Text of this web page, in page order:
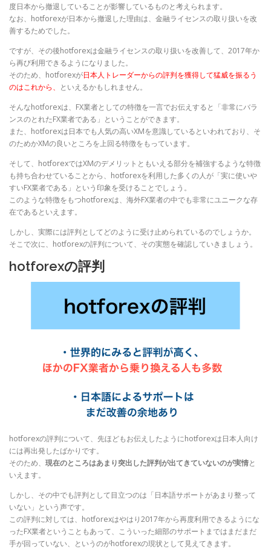
度日本から撤退していることが影響しているものと考えられます。
なお、hotforexが日本から撤退した理由は、金融ライセンスの取り扱いを改
善するためでした。
ですが、その後hotforexは金融ライセンスの取り扱いを改善して、2017年か
ら再び利用できるようになりました。
そのため、hotforexが日本人トレーダーからの評判を獲得して猛威を振るう
のはこれから、
といえるかもしれません。
そんなhotforexは、FX業者としての特徴を一言でお伝えすると「非常にバラ
ンスのとれたFX業者である」ということができます。
また、hotforexは日本でも人気の高いXMを意識しているといわれており、そ
のためかXMの良いところを上回る特徴をもっています。
そして、hotforexではXMのデメリットともいえる部分を補強するような特徴
も持ち合わせていることから、hotforexを利用した多くの人が「実に使いや
すいFX業者である」という印象を受けることでしょう。
このような特徴をもつhotforexは、海外FX業者の中でも非常にユニークな存
在であるといえます。
しかし、実際には評判としてどのように受け止められているのでしょうか。
そこで次に、hotforexの評判について、その実態を確認していきましょう。
hotforexの評判
hotforexの評判について、先ほどもお伝えしたようにhotforexは日本人向け
には再出発したばかりです。
そのため、 現在のところはあまり突出した評判が出てきていないのが実情と
いえます。
しかし、その中でも評判として目立つのは「日本語サポートがあまり整って
いない」という声です。
この評判に対しては、hotforexはやはり2017年から再度利用できるようにな
ったFX業者ということもあって、こういった細部のサポートまではまだまだ
手が回っていない、というのがhotforexの現状として見えてきます。